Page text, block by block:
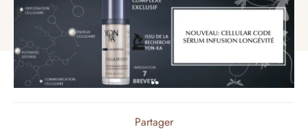
Partager